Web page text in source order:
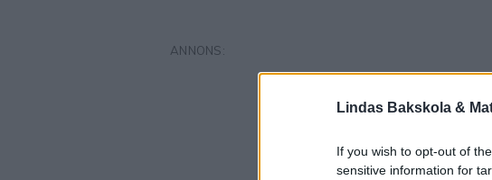
Lindas Bakskola &
If you wish to opt-out of
sensitive information for